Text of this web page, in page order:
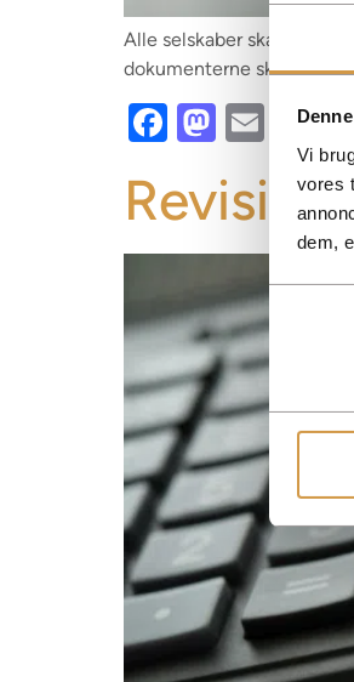
Vi
vores
dem,
Alle selskaber skal have
dokumenterne skal
Facebook
Email